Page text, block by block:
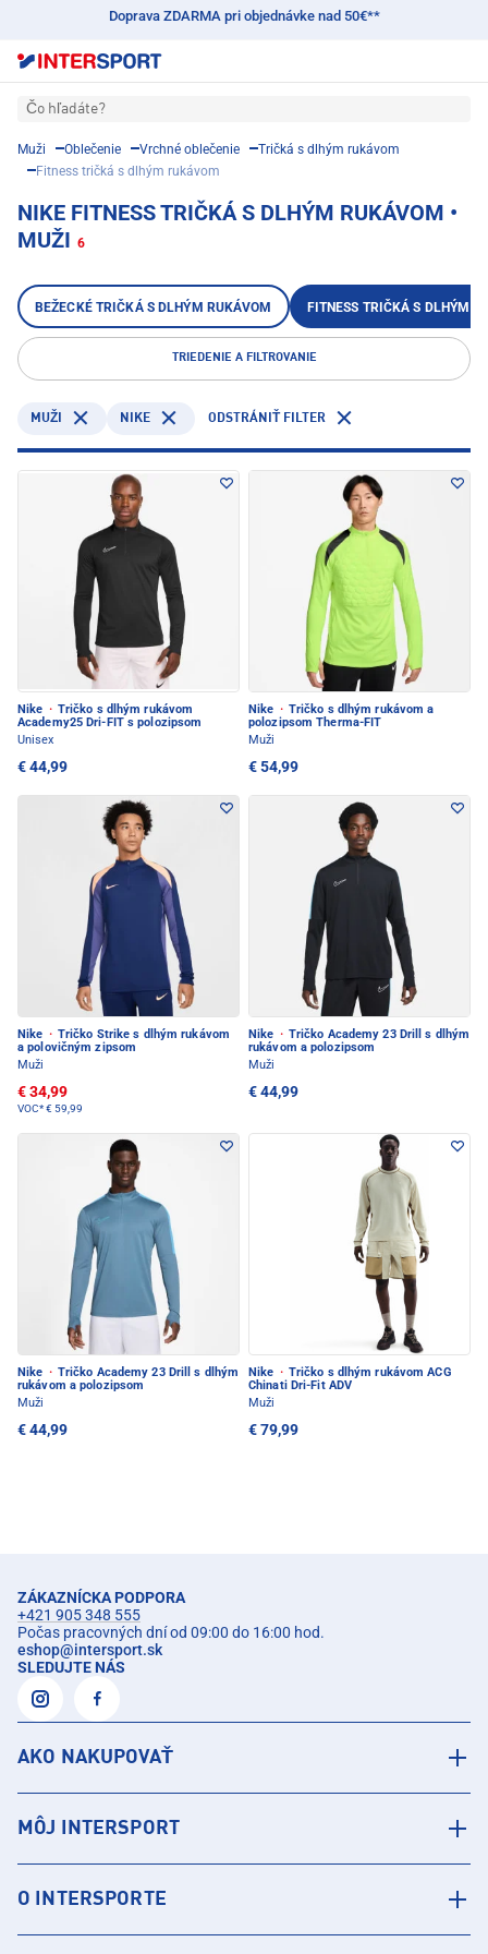
Doprava ZDARMA pri objednávke nad 50€**
Čo hľadáte?
Muži Oblečenie Vrchné oblečenie
Tričká s dlhým rukávom
Fitness tričká s dlhým rukávom
NIKE FITNESS TRIČKÁ S DLHÝM RUKÁVOM •
MUŽI 6
BEŽECKÉ TRIČKÁ S DLHÝM RUKÁVOM FITNESS TRIČKÁ S DLHÝM
TRIEDENIE A FILTROVANIE
MUŽI NIKE ODSTRÁNIŤ FILTER
Nike · Tričko s dlhým rukávom
Academy25 Dri-FIT s polozipsom
Unisex
€ 44,99
Nike · Tričko s dlhým rukávom a
polozipsom Therma-FIT
Muži
€ 54,99
Nike · Tričko Strike s dlhým rukávom
a polovičným zipsom
Muži
€ 34,99
VOC*€ 59,99
Nike · Tričko Academy 23 Drill s dlhým
rukávom a polozipsom
Muži
€ 44,99
Nike · Tričko Academy 23 Drill s dlhým
rukávom a polozipsom
Muži
€ 44,99
Nike · Tričko s dlhým rukávom ACG
Chinati Dri-Fit ADV
Muži
€ 79,99
ZÁKAZNÍCKA PODPORA
+421 905 348 555
Počas pracovných dní od 09:00 do 16:00 hod.
eshop@intersport.sk
SLEDUJTE NÁS
AKO NAKUPOVAŤ
MÔJ INTERSPORT
O INTERSPORTE